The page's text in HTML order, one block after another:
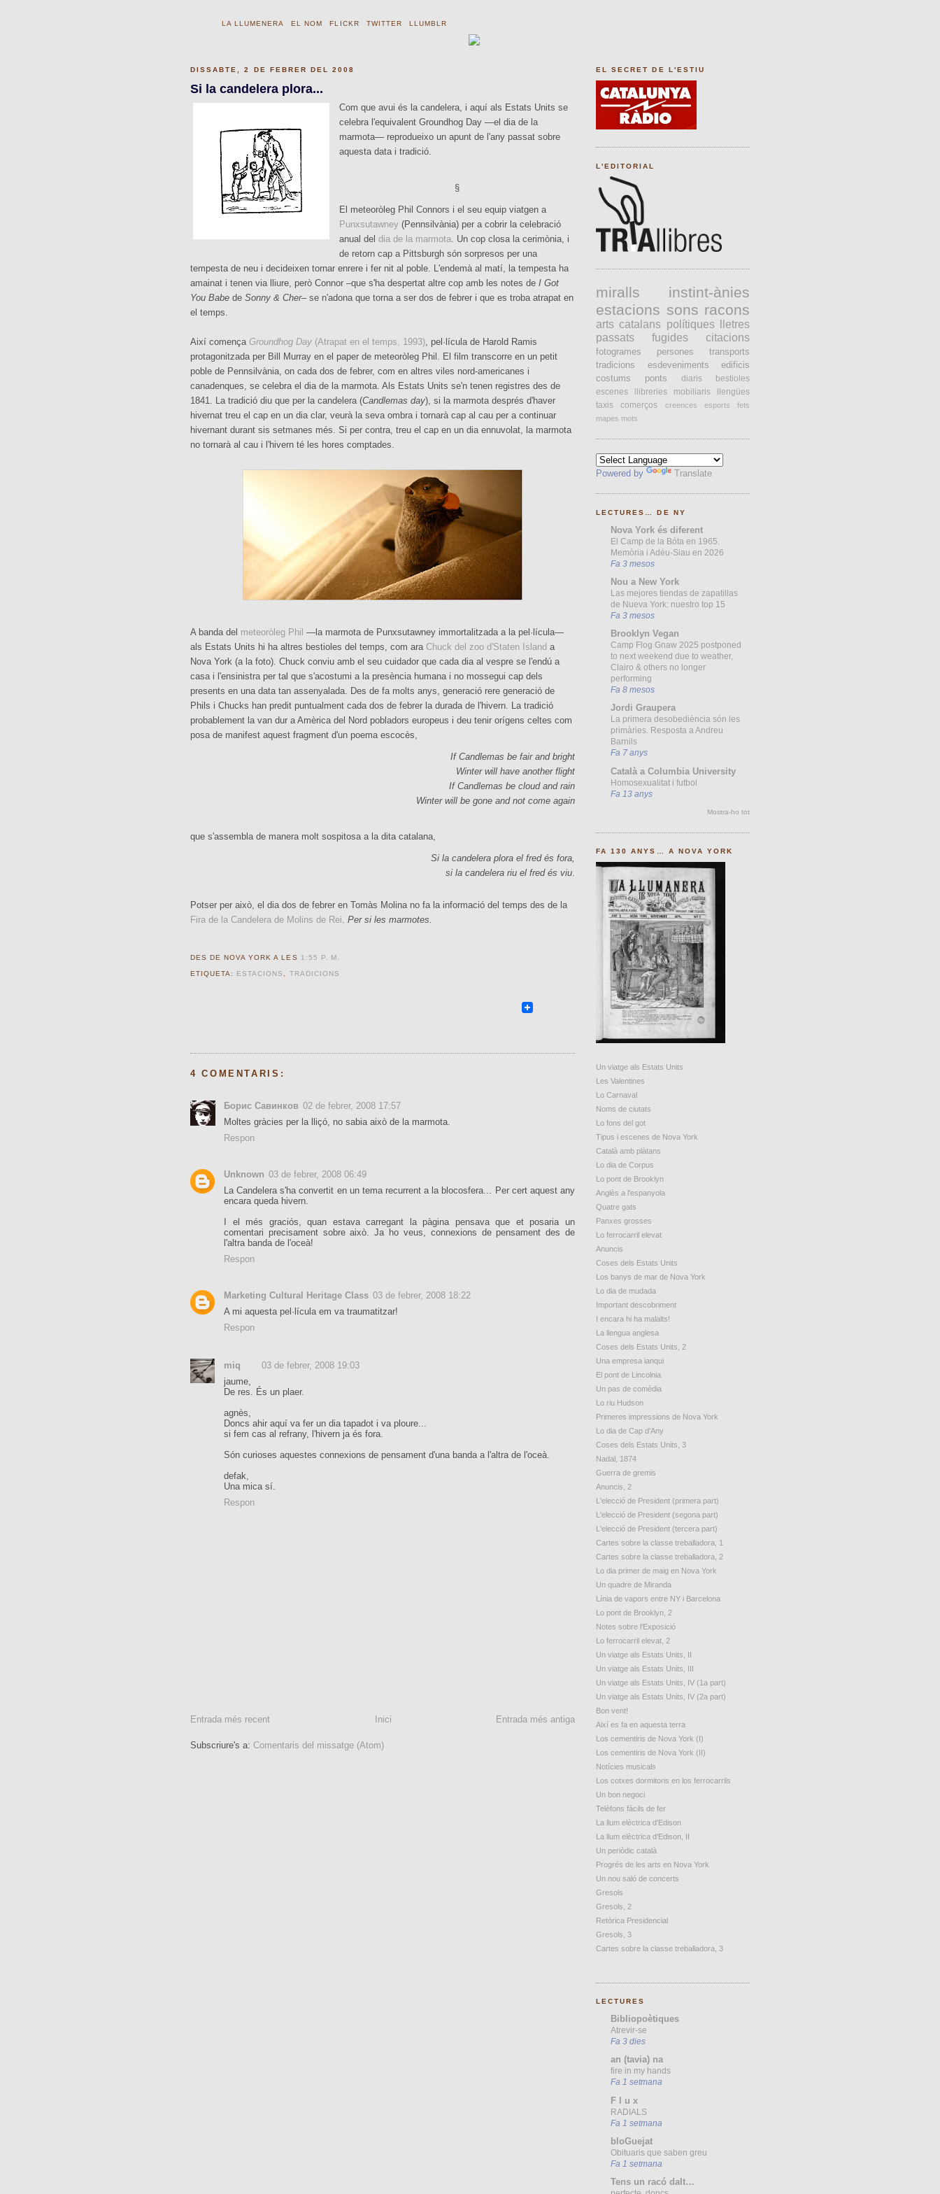
LA LLUMENERA EL NOM FLICKR TWITTER LLUMBLR
DISSABTE, 2 DE FEBRER DEL 2008
Si la candelera plora...
Com que avui és la candelera, i aquí als Estats Units se
celebra l'equivalent Groundhog Day —el dia de la
marmota— reprodueixo un apunt de l'any passat sobre
aquesta data i tradició.
§
El meteoròleg Phil Connors i el seu equip viatgen a
Punxsutawney (Pennsilvània) per a cobrir la celebració
anual del dia de la marmota . Un cop closa la cerimònia, i
de retorn cap a Pittsburgh són sorpresos per una
tempesta de neu i decideixen tornar enrere i fer nit al poble. L'endemà al matí, la tempesta ha
amainat i tenen via lliure, però Connor –que s'ha despertat altre cop amb les notes de I Got
You Babe de Sonny & Cher– se n'adona que torna a ser dos de febrer i que es troba atrapat en
el temps.
Així comença Groundhog Day (Atrapat en el temps, 1993) , pel·lícula de Harold Ramis
protagonitzada per Bill Murray en el paper de meteoròleg Phil. El film transcorre en un petit
poble de Pennsilvània, on cada dos de febrer, com en altres viles nord-americanes i
canadenques, se celebra el dia de la marmota. Als Estats Units se'n tenen registres des de
1841. La tradició diu que per la candelera (Candlemas day), si la marmota després d'haver
hivernat treu el cap en un dia clar, veurà la seva ombra i tornarà cap al cau per a continuar
hivernant durant sis setmanes més. Si per contra, treu el cap en un dia ennuvolat, la marmota
no tornarà al cau i l'hivern té les hores comptades.
A banda del meteoròleg Phil —la marmota de Punxsutawney immortalitzada a la pel·lícula—
als Estats Units hi ha altres bestioles del temps, com ara Chuck del zoo d'Staten Island a
Nova York (a la foto). Chuck conviu amb el seu cuidador que cada dia al vespre se l'endú a
casa i l'ensinistra per tal que s'acostumi a la presència humana i no mossegui cap dels
presents en una data tan assenyalada. Des de fa molts anys, generació rere generació de
Phils i Chucks han predit puntualment cada dos de febrer la durada de l'hivern. La tradició
probablement la van dur a Amèrica del Nord pobladors europeus i deu tenir orígens celtes com
posa de manifest aquest fragment d'un poema escocès,
If Candlemas be fair and bright
Winter will have another flight
If Candlemas be cloud and rain
Winter will be gone and not come again
que s'assembla de manera molt sospitosa a la dita catalana,
Si la candelera plora el fred és fora,
si la candelera riu el fred és viu.
Potser per això, el dia dos de febrer en Tomàs Molina no fa la informació del temps des de la
Fira de la Candelera de Molins de Rei. Per si les marmotes.
DES DE NOVA YORK A LES 1:55 P. M.
ETIQUETA: ESTACIONS , TRADICIONS
4 COMENTARIS:
Борис Савинков 02 de febrer, 2008 17:57
Moltes gràcies per la lliçó, no sabia això de la marmota.
Respon
Unknown 03 de febrer, 2008 06:49
La Candelera s'ha convertit en un tema recurrent a la blocosfera... Per cert aquest any
encara queda hivern.
I el més graciós, quan estava carregant la pàgina pensava que et posaria un
comentari precisament sobre això. Ja ho veus, connexions de pensament des de
l'altra banda de l'oceà!
Respon
Marketing Cultural Heritage Class 03 de febrer, 2008 18:22
A mi aquesta pel·lícula em va traumatitzar!
Respon
miq
03 de febrer, 2008 19:03
jaume,
De res. És un plaer.
agnès,
Doncs ahir aquí va fer un dia tapadot i va ploure...
si fem cas al refrany, l'hivern ja és fora.
Són curioses aquestes connexions de pensament d'una banda a l'altra de l'oceà.
defak,
Una mica sí.
Respon
Entrada més recent Entrada més antiga
Inici
Subscriure's a: Comentaris del missatge (Atom)
EL SECRET DE L'ESTIU
L'EDITORIAL
miralls
instint-ànies
estacions sons racons
arts catalans polítiques
lletres
passats
fugides citacions
fotogrames persones
transports
tradicions
esdeveniments
edificis
costums
ponts diaris
bestioles
escenes
llibreries mobiliaris
llengües
taxis
comerços creences esports
fets
mapes mots
Powered by Translate
LECTURES… DE NY
Nova York és diferent
El Camp de la Bóta en 1965.
Memòria i Adéu-Siau en 2026
Fa 3 mesos
Nou a New York
Las mejores tiendas de zapatillas
de Nueva York: nuestro top 15
Fa 3 mesos
Brooklyn Vegan
Camp Flog Gnaw 2025 postponed
to next weekend due to weather,
Clairo & others no longer
performing
Fa 8 mesos
Jordi Graupera
La primera desobediència són les
primàries. Resposta a Andreu
Barnils
Fa 7 anys
Català a Columbia University
Homosexualitat i futbol
Fa 13 anys
Mostra-ho tot
FA 130 ANYS… A NOVA YORK
Un viatge als Estats Units
Les Valentines
Lo Carnaval
Noms de ciutats
Lo fons del got
Tipus i escenes de Nova York
Català amb plàtans
Lo dia de Corpus
Lo pont de Brooklyn
Anglès a l'espanyola
Quatre gats
Panxes grosses
Lo ferrocarril elevat
Anuncis
Coses dels Estats Units
Los banys de mar de Nova York
Lo dia de mudada
Important descobriment
I encara hi ha malalts!
La llengua anglesa
Coses dels Estats Units, 2
Una empresa ianqui
El pont de Lincolnia
Un pas de comèdia
Lo riu Hudson
Primeres impressions de Nova York
Lo dia de Cap d'Any
Coses dels Estats Units, 3
Nadal, 1874
Guerra de gremis
Anuncis, 2
L'elecció de President (primera part)
L'elecció de President (segona part)
L'elecció de President (tercera part)
Cartes sobre la classe treballadora, 1
Cartes sobre la classe treballadora, 2
Lo dia primer de maig en Nova York
Un quadre de Miranda
Línia de vapors entre NY i Barcelona
Lo pont de Brooklyn, 2
Notes sobre l'Exposició
Lo ferrocarril elevat, 2
Un viatge als Estats Units, II
Un viatge als Estats Units, III
Un viatge als Estats Units, IV (1a part)
Un viatge als Estats Units, IV (2a part)
Bon vent!
Així es fa en aquesta terra
Los cementiris de Nova York (I)
Los cementiris de Nova York (II)
Notícies musicals
Los cotxes dormitoris en los ferrocarrils
Un bon negoci
Telèfons fàcils de fer
La llum elèctrica d'Edison
La llum elèctrica d'Edison, II
Un periòdic català
Progrés de les arts en Nova York
Un nou saló de concerts
Gresols
Gresols, 2
Retòrica Presidencial
Gresols, 3
Cartes sobre la classe treballadora, 3
LECTURES
Bibliopoètiques
Atrevir-se
Fa 3 dies
an (tavia) na
fire in my hands
Fa 1 setmana
F l u x
RADIALS
Fa 1 setmana
bloGuejat
Obituaris que saben greu
Fa 1 setmana
Tens un racó dalt…